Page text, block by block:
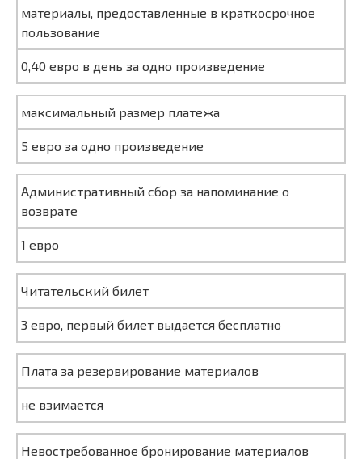
материалы, предоставленные в краткосрочное
пользование
0,40 евро в день за одно произведение
максимальный размер платежа
5 евро за одно произведение
Административный сбор за напоминание о
возврате
1 евро
Читательский билет
3 евро, первый билет выдается бесплатно
Плата за резервирование материалов
не взимается
Невостребованное бронирование материалов